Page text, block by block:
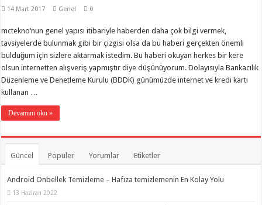
14 Mart 2017 Genel 0
mctekno‘nun genel yapısı itibariyle haberden daha çok bilgi vermek,
tavsiyelerde bulunmak gibi bir çizgisi olsa da bu haberi gerçekten önemli
bulduğum için sizlere aktarmak istedim. Bu haberi okuyan herkes bir kere
olsun internetten alışveriş yapmıştır diye düşünüyorum. Dolayısıyla Bankacılık
Düzenleme ve Denetleme Kurulu (BDDK) günümüzde internet ve kredi kartı
kullanan …
Devamını oku »
Güncel Popüler Yorumlar Etiketler
Android Önbellek Temizleme – Hafıza temizlemenin En Kolay Yolu
13 Haziran 2022